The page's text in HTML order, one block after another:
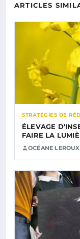
ARTICLES
STRATÉGIES DE
ÉLEVAGE
FAIRE LA
OCÉANE LEROUX